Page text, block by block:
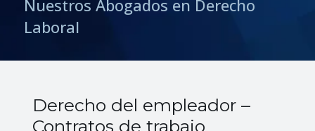
Nuestros Abogados en Derecho
Laboral
Derecho del empleador –
Contratos de trabajo